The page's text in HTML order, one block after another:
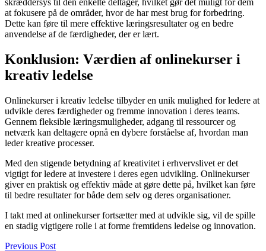
at fokusere på de områder, hvor de har mest brug for forbedring.
Dette kan føre til mere effektive læringsresultater og en bedre
anvendelse af de færdigheder, der er lært.
Konklusion: Værdien af onlinekurser i
kreativ ledelse
Onlinekurser i kreativ ledelse tilbyder en unik mulighed for ledere at
udvikle deres færdigheder og fremme innovation i deres teams.
Gennem fleksible læringsmuligheder, adgang til ressourcer og
netværk kan deltagere opnå en dybere forståelse af, hvordan man
leder kreative processer.
Med den stigende betydning af kreativitet i erhvervslivet er det
vigtigt for ledere at investere i deres egen udvikling. Onlinekurser
giver en praktisk og effektiv måde at gøre dette på, hvilket kan føre
til bedre resultater for både dem selv og deres organisationer.
I takt med at onlinekurser fortsætter med at udvikle sig, vil de spille
en stadig vigtigere rolle i at forme fremtidens ledelse og innovation.
Previous Post